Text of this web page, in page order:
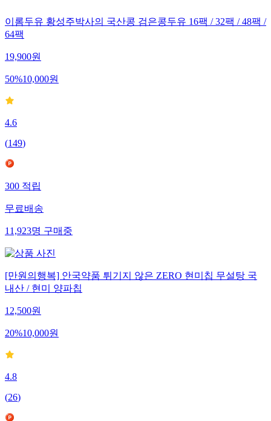
이롬두유 황성주박사의 국산콩 검은콩두유 16팩 / 32팩 / 48팩 /
64팩
19,900원
50%10,000원
4.6
(149)
300적립
무료배송
11,923명구매중
[만원의행복] 안국약품 튀기지 않은 ZERO 현미칩 무설탕 국
내산 / 현미 양파칩
12,500원
20%10,000원
4.8
(26)